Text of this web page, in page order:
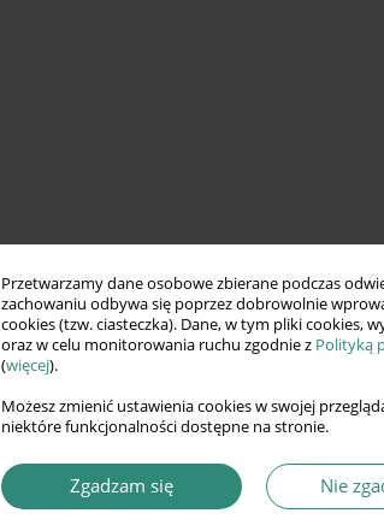
Przetwarzamy dane osobowe zbierane podczas
zachowaniu odbywa się poprzez dobrowolnie
cookies (tzw. ciasteczka). Dane, w tym pliki cookies,
oraz w celu monitorowania ruchu zgodnie z Polityką
(więcej).
Możesz zmienić ustawienia cookies w swojej
niektóre funkcjonalności dostępne na stronie.
Zgadzam się Nie